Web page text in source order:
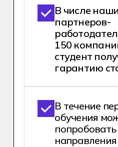
Освоить профессию можно
в IT-колледж Хекслет после
класса по специальности
«Разработчик
обеспечения».
Хочу поступить!